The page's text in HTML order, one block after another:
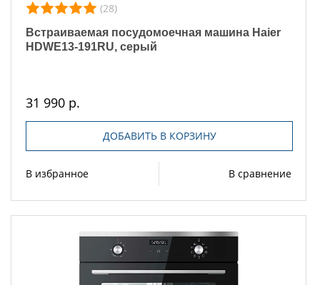
(28)
Встраиваемая посудомоечная машина Haier
HDWE13-191RU, серый
31 990 р.
ДОБАВИТЬ В КОРЗИНУ
В избранное В сравнение